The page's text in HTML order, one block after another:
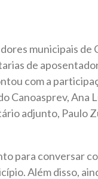
municipais de
de
com a
Canoasprev, Ana
adjunto, Paulo
para conversar
Além disso,